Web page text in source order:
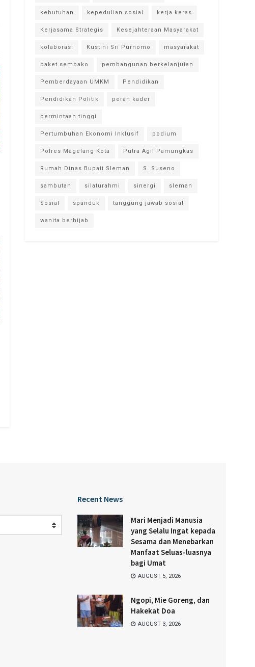
kebutuhan kepedulian sosial kerja keras
Kerjasama Strategis Kesejahteraan Masyarakat
kolaborasi Kustini Sri Purnomo masyarakat
paket sembako pembangunan berkelanjutan
Pemberdayaan UMKM Pendidikan
Pendidikan Politik peran kader
permintaan tinggi
Pertumbuhan Ekonomi Inklusif podium
Polres Magelang Kota Putra Agil Pamungkas
Rumah Dinas Bupati Sleman S. Suseno
sambutan silaturahmi sinergi sleman
Sosial spanduk tanggung jawab sosial
wanita berhijab
Recent News
Mari Menjadi Manusia
yang Selalu Ingat kepada
Sesama dan Menebarkan
Manfaat Seluas-luasnya
bagi Umat
AUGUST 5, 2026
Ngopi, Mie Goreng, dan
Hakekat Doa
AUGUST 3, 2026